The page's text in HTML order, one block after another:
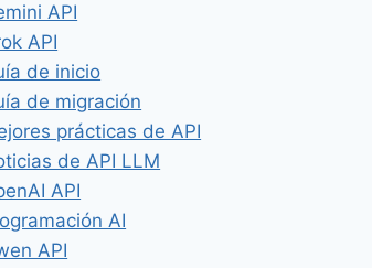
API
API
de inicio
de migración
prácticas de API
de API LLM
API
AI
API